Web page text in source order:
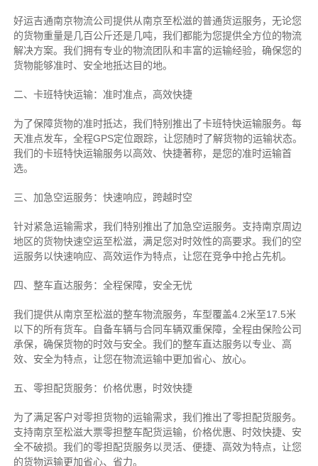
好运吉通南京物流公司提供从南京至松滋的普通货运服务，无论您
的货物重量是几百公斤还是几吨，我们都能为您提供全方位的物流
解决方案。我们拥有专业的物流团队和丰富的运输经验，确保您的
货物能够准时、安全地抵达目的地。
二、卡班特快运输：准时准点，高效快捷
为了保障货物的准时抵达，我们特别推出了卡班特快运输服务。每
天准点发车，全程GPS定位跟踪，让您随时了解货物的运输状态。
我们的卡班特快运输服务以高效、快捷著称，是您的准时运输首
选。
三、加急空运服务：快速响应，跨越时空
针对紧急运输需求，我们特别推出了加急空运服务。支持南京周边
地区的货物快速空运至松滋，满足您对时效性的高要求。我们的空
运服务以快速响应、高效运作为特点，让您在竞争中抢占先机。
四、整车直达服务：全程保障，安全无忧
我们提供从南京至松滋的整车物流服务，车型覆盖4.2米至17.5米
以下的所有货车。自备车辆与合同车辆双重保障，全程由保险公司
承保，确保货物的时效与安全。我们的整车直达服务以专业、高
效、安全为特点，让您在物流运输中更加省心、放心。
五、零担配货服务：价格优惠，时效快捷
为了满足客户对零担货物的运输需求，我们推出了零担配货服务。
支持南京至松滋大票零担整车配货运输，价格优惠、时效快捷、安
全不破损。我们的零担配货服务以灵活、便捷、高效为特点，让您
的货物运输更加省心、省力。